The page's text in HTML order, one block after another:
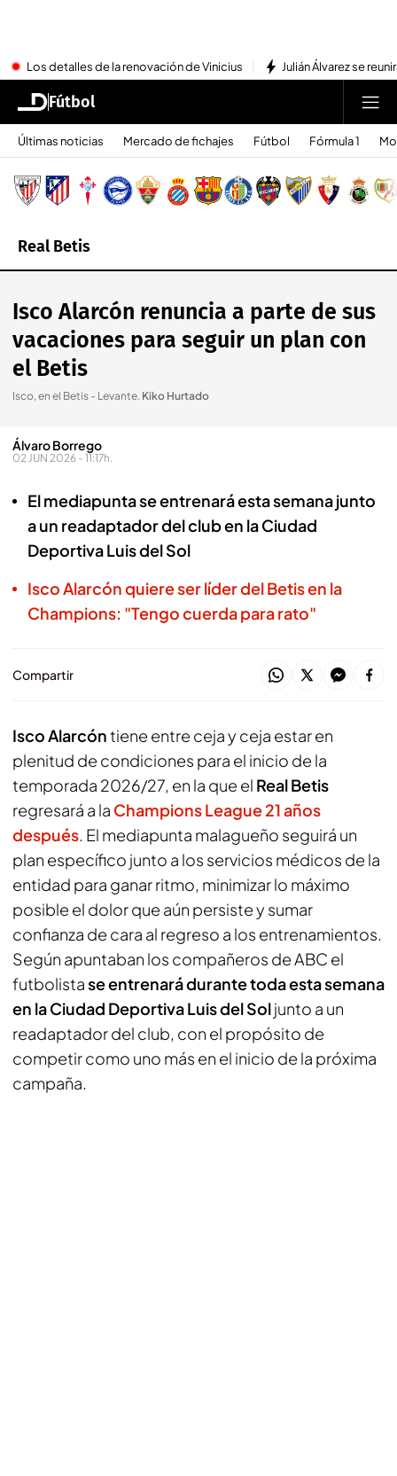
Los detalles de la renovación de Vinicius Julián Álvarez se
Fútbol
Últimas noticias Mercado de fichajes Fútbol Fórmula 1
Real Betis
Isco Alarcón renuncia a parte de sus
vacaciones para seguir un plan con
el Betis
Isco, en el Betis - Levante. Kiko Hurtado
Álvaro Borrego
02 JUN 2026 - 11:17h.
El mediapunta se entrenará esta semana junto
a un readaptador del club en la Ciudad
Deportiva Luis del Sol
Isco Alarcón quiere ser líder del Betis en la
Champions: "Tengo cuerda para rato"
Compartir
Isco Alarcóntiene entre ceja y ceja estar en
plenitud de condiciones para el inicio de la
temporada 2026/27, en la que el Real Betis
regresará a la Champions League 21 años
después. El mediapunta malagueño seguirá un
plan específico junto a los servicios médicos de la
entidad para ganar ritmo, minimizar lo máximo
posible el dolor que aún persiste y sumar
confianza de cara al regreso a los entrenamientos.
Según apuntaban los compañeros deABC el
futbolistase entrenará durante toda esta semana
en la Ciudad Deportiva Luis del Soljunto a un
readaptador del club, con el propósito de
competir como uno más en el inicio de la próxima
campaña.